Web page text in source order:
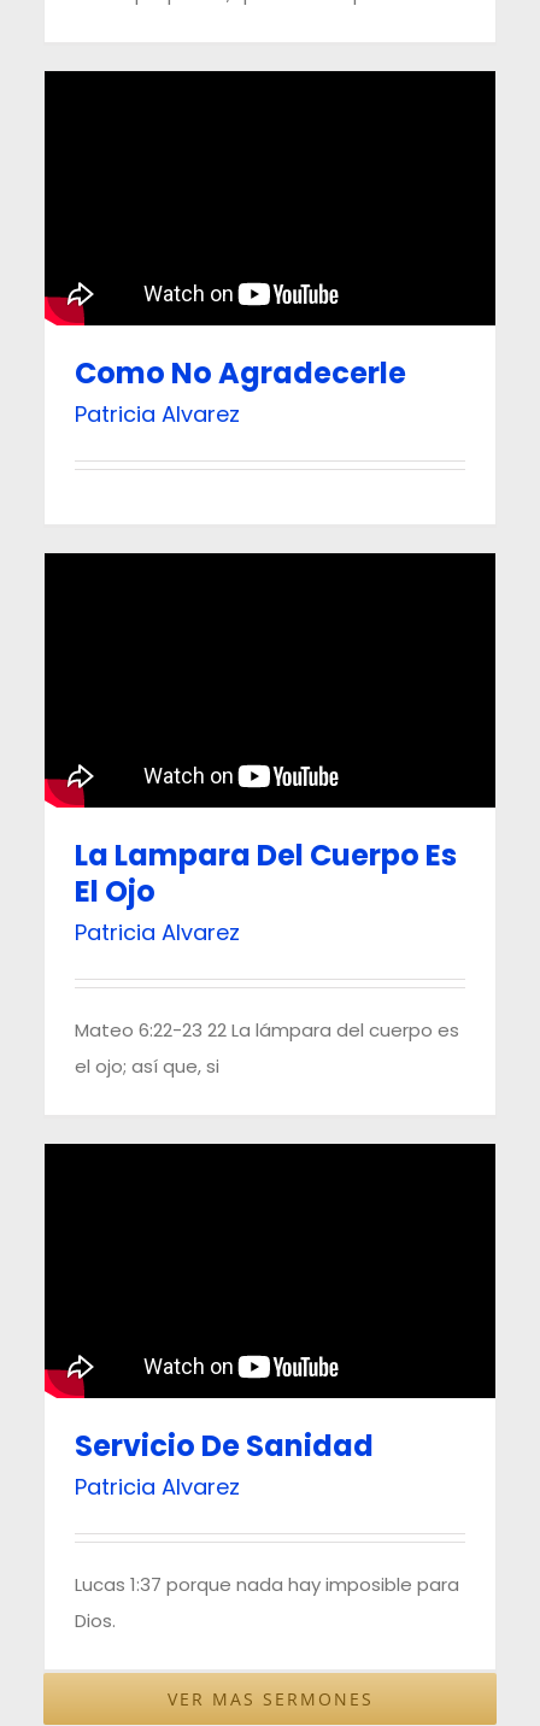
Como No Agradecerle
Patricia Alvarez
La Lampara Del Cuerpo Es
El Ojo
Patricia Alvarez
Mateo 6:22-23 22 La lámpara del cuerpo es
el ojo; así que, si
Servicio De Sanidad
Patricia Alvarez
Lucas 1:37 porque nada hay imposible para
Dios.
VER MAS SERMONES